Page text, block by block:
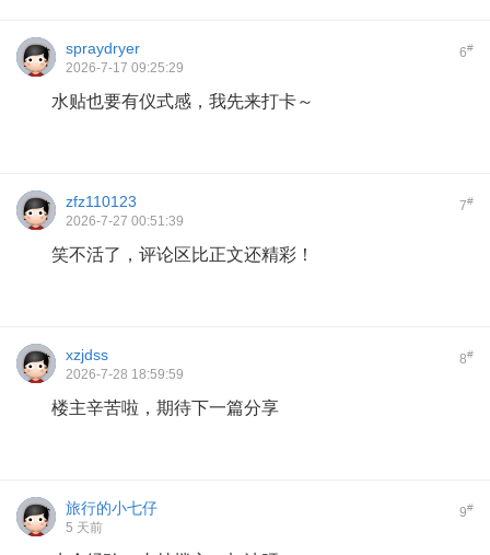
6#
spraydryer
2026-7-17 09:25:29
水贴也要有仪式感，我先来打卡～
7#
zfz110123
2026-7-27 00:51:39
笑不活了，评论区比正文还精彩！
8#
xzjdss
2026-7-28 18:59:59
楼主辛苦啦，期待下一篇分享
9#
旅行的小七仔
5 天前